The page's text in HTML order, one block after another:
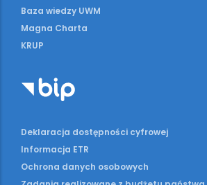
Baza wiedzy UWM
Magna Charta
KRUP
Deklaracja dostępności cyfrowej
Informacja ETR
Ochrona danych osobowych